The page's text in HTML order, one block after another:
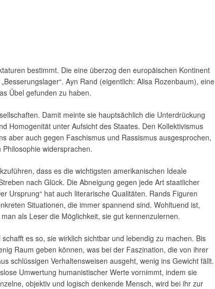
bestimmt. Die eine überzog den europäischen Kontinent
Ayn Rand (eigentlich: Alisa Rozenbaum), eine
Übel gefunden zu haben.
Damit meinte sie hauptsächlich die Unterdrückung
Homogenität unter Aufsicht des Staates. Den Kollektivismus
aber auch gegen Faschismus und Rassismus ausgesprochen,
widersprachen.
dass es die wichtigsten amerikanischen Ideale
nach Glück. Die Abneigung gegen jede Art staatlicher
Ursprung“ hat auch literarische Qualitäten. Rands Figuren
Situationen, die immer spannend sind. Wohltuend ist,
als Leser die Möglichkeit, sie gut kennenzulernen.
es so, sie wirklich sichtbar und lebendig zu machen. Bis
Raum geben können, was bei der Faszination, die von ihrer
schlüssigen Verhaltensweisen ausgeht, wenig ins Gewicht fällt.
Umwertung humanistischer Werte vornimmt, indem sie
objektiv und logisch denkende Mensch, wird bei ihr zur